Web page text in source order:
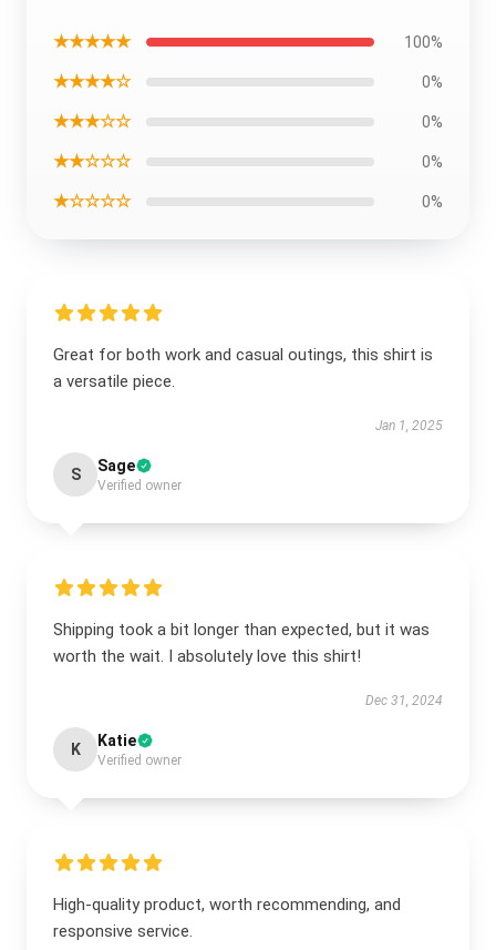
★★★★★ 100%
★★★★☆ 0%
★★★☆☆ 0%
★★☆☆☆ 0%
★☆☆☆☆ 0%
Great for both work and casual outings, this shirt is
a versatile piece.
Jan 1, 2025
S Sage
Verified owner
Shipping took a bit longer than expected, but it was
worth the wait. I absolutely love this shirt!
Dec 31, 2024
K Katie
Verified owner
High-quality product, worth recommending, and
responsive service.